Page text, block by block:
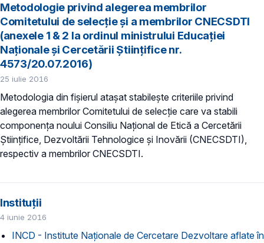
Metodologie privind alegerea membrilor
Comitetului de selecţie şi a membrilor CNECSDTI
(anexele 1 & 2 la ordinul ministrului Educaţiei
Naţionale şi Cercetării Ştiinţifice nr.
4573/20.07.2016)
25 iulie 2016
Metodologia din fişierul ataşat stabileşte criteriile privind
alegerea membrilor Comitetului de selecţie care va stabili
componenţa noului Consiliu Naţional de Etică a Cercetării
Ştiinţifice, Dezvoltării Tehnologice şi Inovării (CNECSDTI),
respectiv a membrilor CNECSDTI.
Instituții
4 iunie 2016
INCD - Institute Naţionale de Cercetare Dezvoltare aflate în